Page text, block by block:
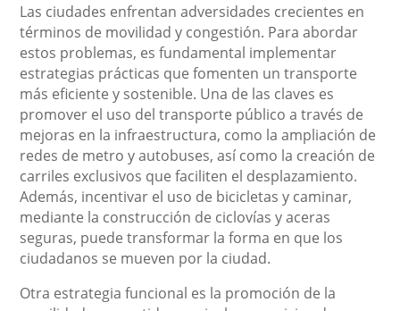
Las ciudades enfrentan adversidades crecientes en
términos de movilidad y congestión. Para abordar
estos problemas, es fundamental implementar
estrategias prácticas que fomenten un transporte
más eficiente y sostenible. Una de las claves es
promover el uso del transporte público a través de
mejoras en la infraestructura, como la ampliación de
redes de metro y autobuses, así como la creación de
carriles exclusivos que faciliten el desplazamiento.
Además, incentivar el uso de bicicletas y caminar,
mediante la construcción de ciclovías y aceras
seguras, puede transformar la forma en que los
ciudadanos se mueven por la ciudad.
Otra estrategia funcional es la promoción de la